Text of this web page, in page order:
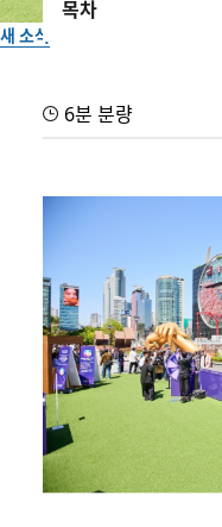
새 소식
일하는 즐거
Slack 캠프그라운드 팝업은
다. 기능과 스펙을 나열하기
까지 포함한 '일하는 전체
Slack 팀이 작성
2026년 5월 11일
목차
6분 분량